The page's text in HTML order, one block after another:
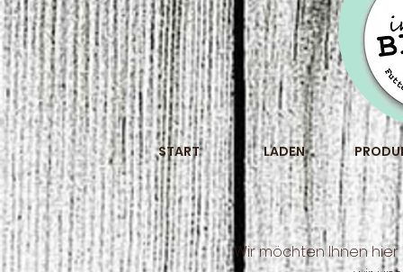
START LADEN
Wir möchten Ihnen